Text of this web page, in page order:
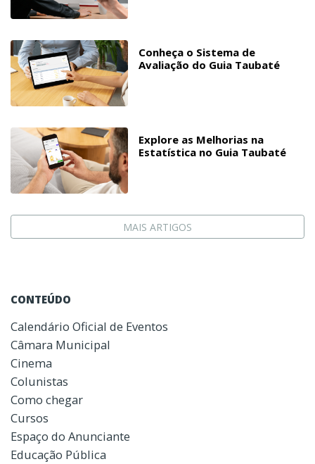
Conheça o Sistema de
Avaliação do Guia Taubaté
Explore as Melhorias na
Estatística no Guia Taubaté
MAIS ARTIGOS
CONTEÚDO
Calendário Oficial de Eventos
Câmara Municipal
Cinema
Colunistas
Como chegar
Cursos
Espaço do Anunciante
Educação Pública